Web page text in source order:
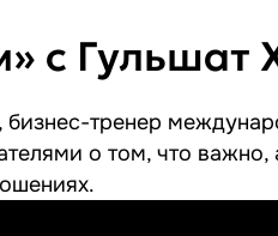
с Гульшат
тренер
о том, что важно,